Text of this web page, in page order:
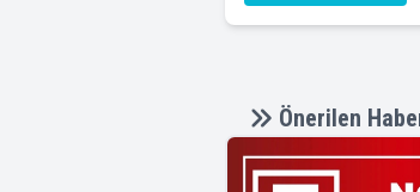
Önerilen